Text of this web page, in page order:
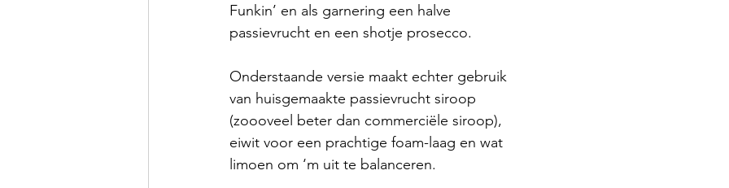
Funkin’ en als garnering een halve
passievrucht en een shotje prosecco.
Onderstaande versie maakt echter gebruik
van huisgemaakte passievrucht siroop
(zoooveel beter dan commerciële siroop),
eiwit voor een prachtige foam-laag en wat
limoen om ‘m uit te balanceren.